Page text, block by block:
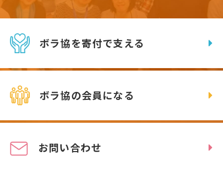
ボラ協を寄付で支える
ボラ協の会員になる
お問い合わせ